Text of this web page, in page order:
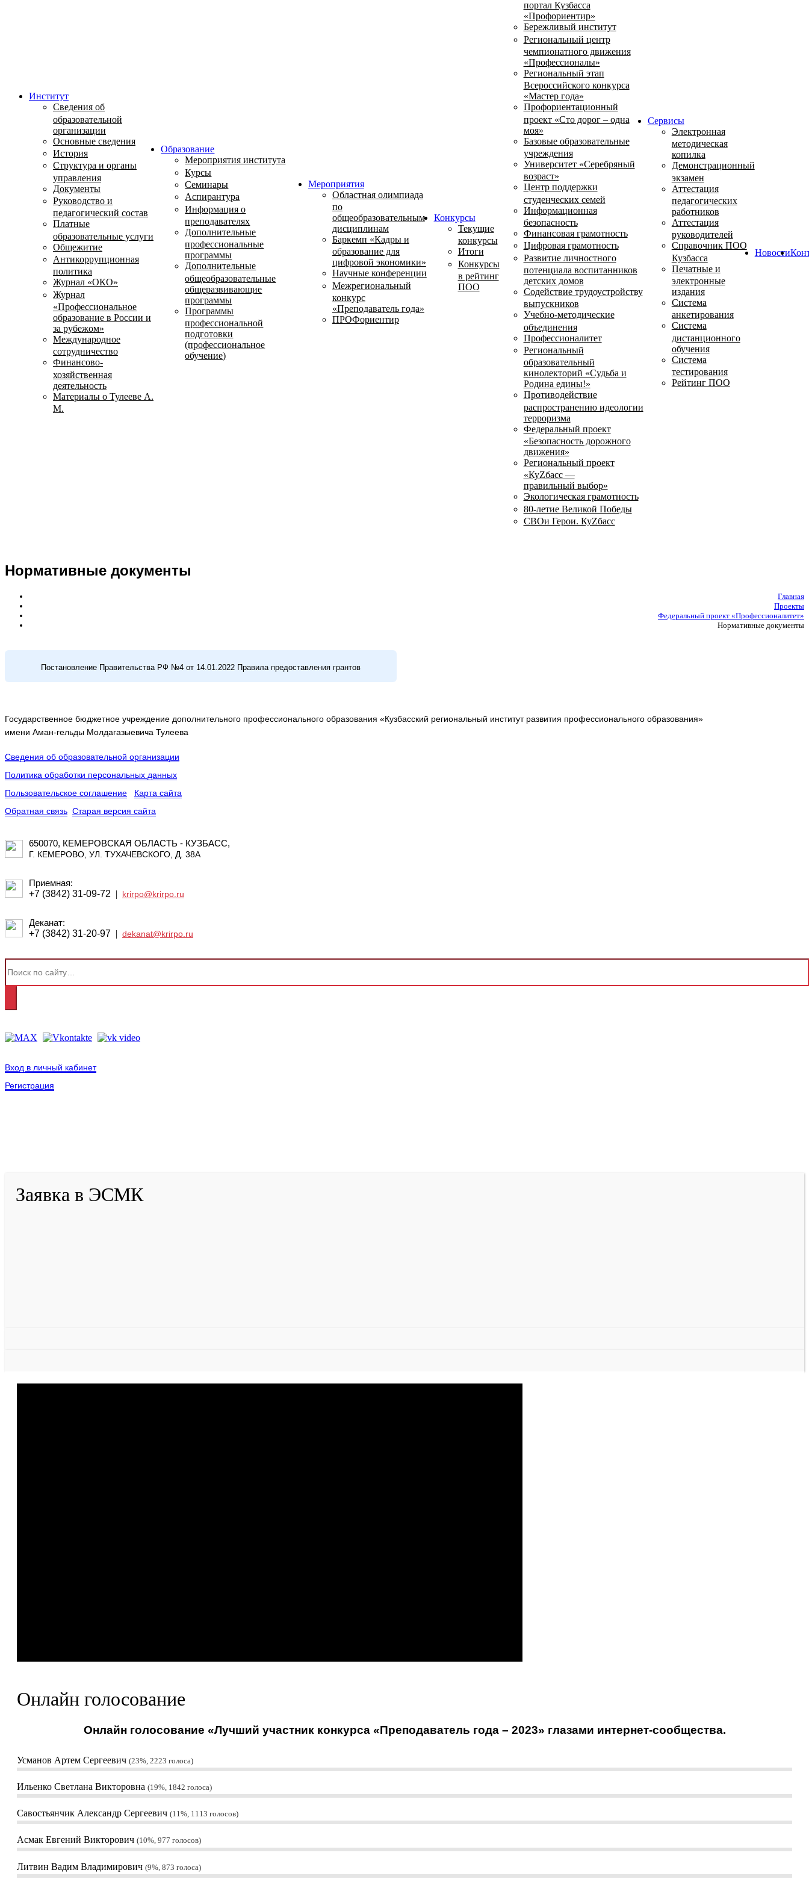
Институт
Сведения об
образовательной
организации
Основные сведения
История
Структура и органы
управления
Документы
Руководство и
педагогический состав
Платные
образовательные услуги
Общежитие
Антикоррупционная
политика
Журнал «ОКО»
Журнал
«Профессиональное
образование в России и
за рубежом»
Международное
сотрудничество
Финансово-
хозяйственная
деятельность
Материалы о Тулееве А.
М.
Образование
Мероприятия института
Курсы
Семинары
Аспирантура
Информация о
преподавателях
Дополнительные
профессиональные
программы
Дополнительные
общеобразовательные
общеразвивающие
программы
Программы
профессиональной
подготовки
(профессиональное
обучение)
Мероприятия
Областная олимпиада
по
общеобразовательным
дисциплинам
Баркемп «Кадры и
образование для
цифровой экономики»
Научные конференции
Межрегиональный
конкурс
«Преподаватель года»
ПРОФориентир
Конкурсы
Текущие
конкурсы
Итоги
Конкурсы
в рейтинг
ПОО
портал Кузбасса
«Профориентир»
Бережливый институт
Региональный центр
чемпионатного движения
«Профессионалы»
Региональный этап
Всероссийского конкурса
«Мастер года»
Профориентационный
проект «Сто дорог – одна
моя»
Базовые образовательные
учреждения
Университет «Серебряный
возраст»
Центр поддержки
студенческих семей
Информационная
безопасность
Финансовая грамотность
Цифровая грамотность
Развитие личностного
потенциала воспитанников
детских домов
Содействие трудоустройству
выпускников
Учебно-методические
объединения
Профессионалитет
Региональный
образовательный
кинолекторий «Судьба и
Родина едины!»
Противодействие
распространению идеологии
терроризма
Федеральный проект
«Безопасность дорожного
движения»
Региональный проект
«КуZбасс —
правильный выбор»
Экологическая грамотность
80-летие Великой Победы
СВОи Герои. КуZбасс
Сервисы
Электронная
методическая
копилка
Демонстрационный
экзамен
Аттестация
педагогических
работников
Аттестация
руководителей
Справочник ПОО
Кузбасса
Печатные и
электронные
издания
Система
анкетирования
Система
дистанционного
обучения
Система
тестирования
Рейтинг ПОО
Новости
Нормативные документы
Главная
Проекты
Федеральный проект «Профессионалитет»
Нормативные документы
Постановление Правительства РФ №4 от 14.01.2022 Правила предоставления грантов
Государственное бюджетное учреждение дополнительного профессионального образования «Кузбасский региональный институт развития профессионального образования»
имени Аман-гельды Молдагазыевича Тулеева
Сведения об образовательной организации
Политика обработки персональных данных
Пользовательское соглашение
Карта сайта
Обратная связь Старая версия сайта
650070, КЕМЕРОВСКАЯ ОБЛАСТЬ - КУЗБАСС,
Г. КЕМЕРОВО, УЛ. ТУХАЧЕВСКОГО, Д. 38А
Приемная:
+7 (3842) 31-09-72 | krirpo@krirpo.ru
Деканат:
+7 (3842) 31-20-97 | dekanat@krirpo.ru
Вход в личный кабинет
Регистрация
Заявка в ЭСМК
Онлайн голосование
Онлайн голосование «Лучший участник конкурса «Преподаватель года – 2023» глазами интернет-сообщества.
Усманов Артем Сергеевич 23%, 2223 голоса
Ильенко Светлана Викторовна 19%, 1842 голоса
Савостьянчик Александр Сергеевич 11%, 1113 голосов
Асмак Евгений Викторович 10%, 977 голосов
Литвин Вадим Владимирович 9%, 873 голоса